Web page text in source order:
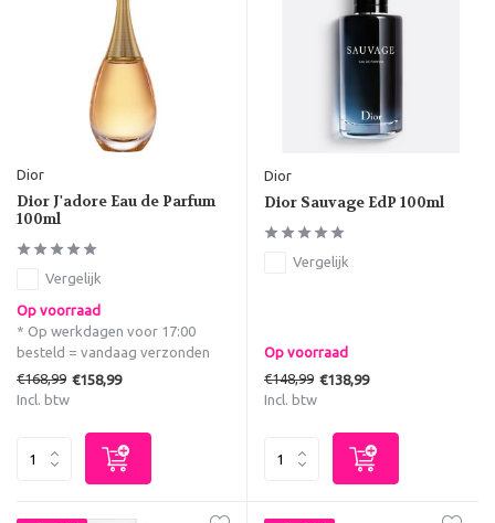
Dior
Dior J'adore Eau de Parfum
100ml
Vergelijk
Op voorraad
* Op werkdagen voor 17:00
besteld = vandaag verzonden
€168,99 €158,99
Incl. btw
Dior
Dior Sauvage EdP 100ml
Vergelijk
Op voorraad
€148,99 €138,99
Incl. btw